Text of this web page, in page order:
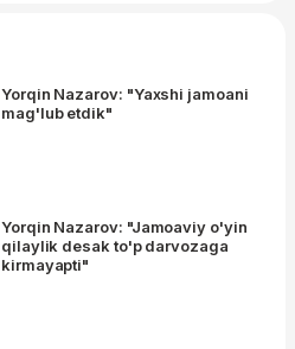
Yorqin Nazarov: "Yaxshi jamoani
mag'lub etdik"
Yorqin Nazarov: "Jamoaviy o'yin
qilaylik desak to'p darvozaga
kirmayapti"